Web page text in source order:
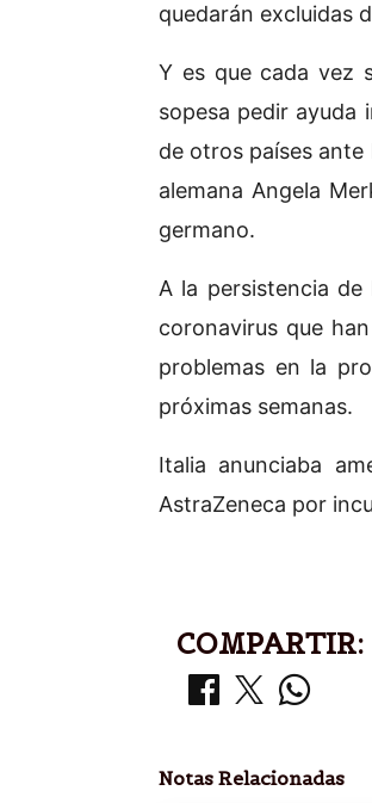
quedarán excluidas
Y es que cada vez
sopesa pedir ayuda
de otros países
alemana Angela
germano.
A la persistencia
coronavirus que
problemas en la
próximas semanas.
Italia anunciaba
AstraZeneca por
COMPARTIR:
Notas Relacionadas